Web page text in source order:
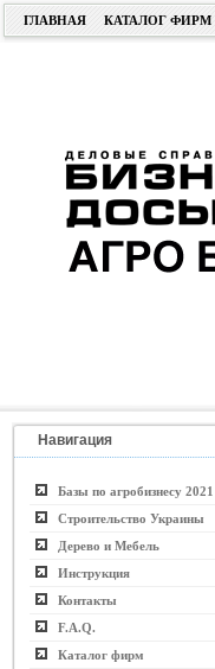
ГЛАВНАЯ КАТАЛОГ ФИРМ
Навигация
Базы по агробизнесу 2021
Строительство Украины
Дерево и Мебель
Инструкция
Контакты
F.A.Q.
Каталог фирм